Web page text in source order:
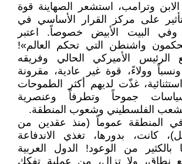
وترامب، استشعر الصهاينة قوة
على مركز القرار الأساسي في
البيت الأبيض خصوصاً. اعتبر
واشنطن التي تحكم العالم»!
الرئيس الأميركي الحالي وفريقه
وولاءً، قوة غير عادية، مقرونة
غذّت لديهم أكثر الطموحات
جموحاً وتطرفاً وعنصرية
الفلسطيني وشعوب المنطقة.
المنطقة عموماً (منذ عقدين من
كانت، بدورها، تغذي الاندفاعة
بالكثير من الوعود! الدول العربية
نطاق، ولا تزال، من عملية تفكك